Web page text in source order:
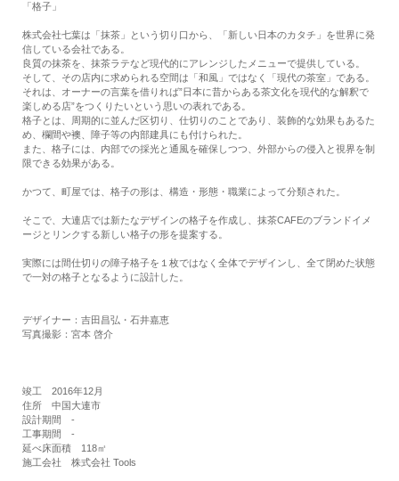
「格子」
株式会社七葉は「抹茶」という切り口から、「新しい日本のカタチ」を世界に発
信している会社である。
良質の抹茶を、抹茶ラテなど現代的にアレンジしたメニューで提供している。
そして、その店内に求められる空間は「和風」ではなく「現代の茶室」である。
それは、オーナーの言葉を借りれば”日本に昔からある茶文化を現代的な解釈で
楽しめる店”をつくりたいという思いの表れである。
格子とは、周期的に並んだ区切り、仕切りのことであり、装飾的な効果もあるた
め、欄間や襖、障子等の内部建具にも付けられた。
また、格子には、内部での採光と通風を確保しつつ、外部からの侵入と視界を制
限できる効果がある。
かつて、町屋では、格子の形は、構造・形態・職業によって分類された。
そこで、大連店では新たなデザインの格子を作成し、抹茶CAFEのブランドイメ
ージとリンクする新しい格子の形を提案する。
実際には間仕切りの障子格子を１枚ではなく全体でデザインし、全て閉めた状態
で一対の格子となるように設計した。
デザイナー：吉田昌弘・石井嘉恵
写真撮影：宮本 啓介
竣工 2016年12月
住所 中国大連市
設計期間 -
工事期間 -
延べ床面積 118㎡
施工会社 株式会社 Tools